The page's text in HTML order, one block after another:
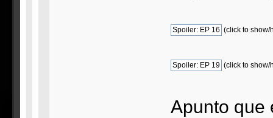
(click to show/
(click to show/
Apunto que